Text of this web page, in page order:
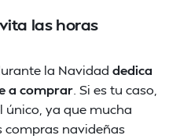
las horas
la Navidad dedica
a comprar . Si es tu caso,
único, ya que mucha
compras navideñas